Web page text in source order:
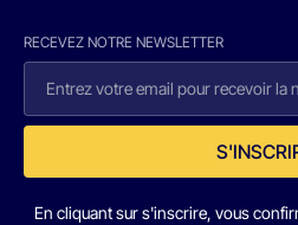
RECEVEZ NOTRE NEWSLETTER
En cliquant sur s'inscrire, vous